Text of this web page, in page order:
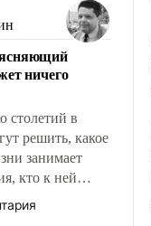
ничего
столетий в
решить, какое
занимает
кто к ней
кого из неё